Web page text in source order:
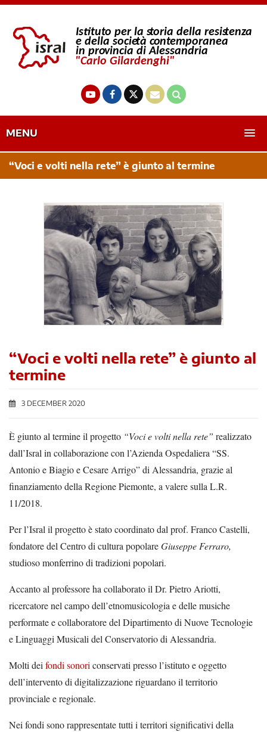
MENU
“Voci e volti nella rete” è giunto al termine
“Voci e volti nella rete” è giunto al
termine
3 DECEMBER 2020
È giunto al termine il progetto “Voci e volti nella rete” realizzato
dall’Isral in collaborazione con l’Azienda Ospedaliera “SS.
Antonio e Biagio e Cesare Arrigo” di Alessandria, grazie al
finanziamento della Regione Piemonte, a valere sulla L.R.
11/2018.
Per l’Isral il progetto è stato coordinato dal prof. FrancoCastelli,
fondatoredel Centro di cultura popolareGiuseppe Ferraro,
studioso monferrino di tradizioni popolari.
Accanto al professore ha collaborato il Dr. Pietro Ariotti,
ricercatore nel campo dell’etnomusicologia e delle musiche
performate e collaboratore del Dipartimento di Nuove Tecnologie
e Linguaggi Musicali del Conservatorio di Alessandria.
Molti deifondi sonoriconservati presso l’istituto e oggetto
dell’intervento di digitalizzazione riguardano il territorio
provinciale e regionale.
Nei fondi sono rappresentate tutti i territori significativi della